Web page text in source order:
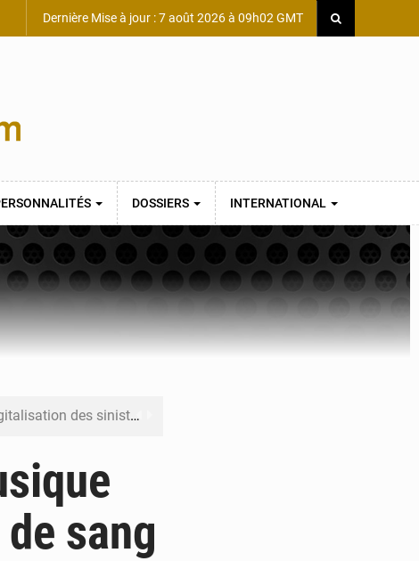
Dernière Mise à jour : 7 août 2026 à 09h02 GMT
DOSSIERS INTERNATIONAL
des sinistres
ses cadres à Lomé
en mesurer la valeur
sang